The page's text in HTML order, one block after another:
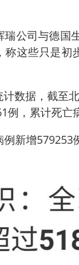
公司与德国
这些只是初
数据，截至
，累计死亡
新增579253